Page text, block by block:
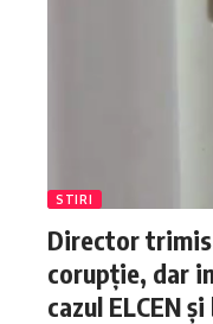
STIRI
Director
corupție, dar
cazul ELCEN